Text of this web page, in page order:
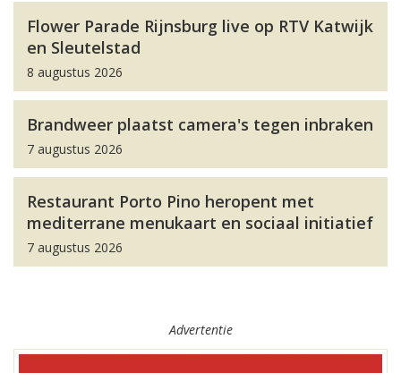
Flower Parade Rijnsburg live op RTV Katwijk
en Sleutelstad
8 augustus 2026
Brandweer plaatst camera's tegen inbraken
7 augustus 2026
Restaurant Porto Pino heropent met
mediterrane menukaart en sociaal initiatief
7 augustus 2026
Advertentie